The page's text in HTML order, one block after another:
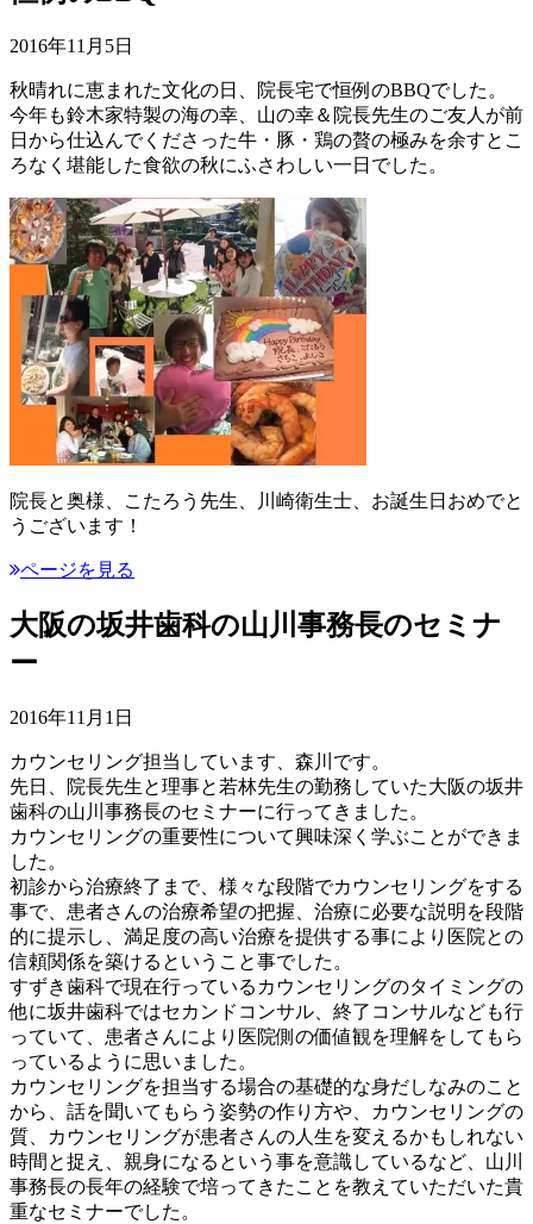
2016年11月5日
秋晴れに恵まれた文化の日、院長宅で恒例のBBQでした。
今年も鈴木家特製の海の幸、山の幸＆院長先生のご友人が前
日から仕込んでくださった牛・豚・鶏の贅の極みを余すとこ
ろなく堪能した食欲の秋にふさわしい一日でした。
院長と奥様、こたろう先生、川崎衛生士、お誕生日おめでと
うございます！
ページを見る
大阪の坂井歯科の山川事務長のセミナ
ー
2016年11月1日
カウンセリング担当しています、森川です。
先日、院長先生と理事と若林先生の勤務していた大阪の坂井
歯科の山川事務長のセミナーに行ってきました。
カウンセリングの重要性について興味深く学ぶことができま
した。
初診から治療終了まで、様々な段階でカウンセリングをする
事で、患者さんの治療希望の把握、治療に必要な説明を段階
的に提示し、満足度の高い治療を提供する事により医院との
信頼関係を築けるということ事でした。
すずき歯科で現在行っているカウンセリングのタイミングの
他に坂井歯科ではセカンドコンサル、終了コンサルなども行
っていて、患者さんにより医院側の価値観を理解をしてもら
っているように思いました。
カウンセリングを担当する場合の基礎的な身だしなみのこと
から、話を聞いてもらう姿勢の作り方や、カウンセリングの
質、カウンセリングが患者さんの人生を変えるかもしれない
時間と捉え、親身になるという事を意識しているなど、山川
事務長の長年の経験で培ってきたことを教えていただいた貴
重なセミナーでした。